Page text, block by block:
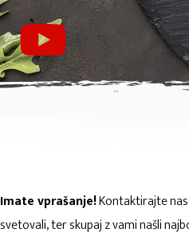
Imate vprašanje!Kontaktirajte
svetovali, ter skupaj z vami našli